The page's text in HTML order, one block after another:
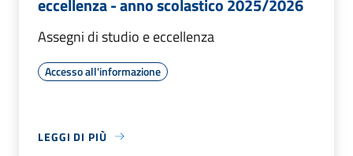
Assegni di studio e eccellenza
Accesso all'informazione
LEGGI DI PIÙ